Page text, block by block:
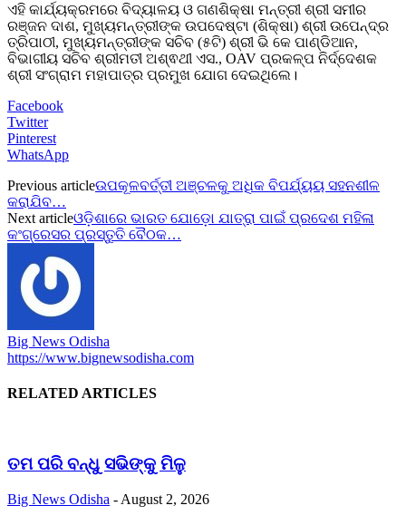
ଏହି କାର୍ଯ୍ୟକ୍ରମରେ ବିଦ୍ୟାଳୟ ଓ ଗଣଶିକ୍ଷା ମନ୍ତ୍ରୀ ଶ୍ରୀ ସମୀର
ରଞ୍ଜନ ଦାଶ, ମୁଖ୍ୟମନ୍ତ୍ରୀଙ୍କ ଉପଦେଷ୍ଟା (ଶିକ୍ଷା) ଶ୍ରୀ ଉପେନ୍ଦ୍ର
ତ୍ରିପାଠୀ, ମୁଖ୍ୟମନ୍ତ୍ରୀଙ୍କ ସଚିବ (୫ଟି) ଶ୍ରୀ ଭି କେ ପାଣ୍ଡିଆନ,
ବିଭାଗୀୟ ସଚିବ ଶ୍ରୀମତୀ ଅଶ୍ଵଥୀ ଏସ., OAV ପ୍ରକଳ୍ପ ନିର୍ଦ୍ଦେଶକ
ଶ୍ରୀ ସଂଗ୍ରାମ ମହାପାତ୍ର ପ୍ରମୁଖ ଯୋଗ ଦେଇଥିଲେ।
Facebook
Twitter
Pinterest
WhatsApp
Previous articleଉପକୂଳବର୍ତ୍ତୀ ଅଞ୍ଚଳକୁ ଅଧିକ ବିପର୍ଯ୍ୟୟ ସହନଶୀଳ
କରାଯିବ…
Next articleଓଡ଼ିଶାରେ ଭାରତ ଯୋଡ଼ୋ ଯାତ୍ରା ପାଇଁ ପ୍ରଦେଶ ମହିଳା
କଂଗ୍ରେସର ପ୍ରସ୍ତୁତି ବୈଠକ…
Big News Odisha
https://www.bignewsodisha.com
RELATED ARTICLES
ତମ ପରି ବନ୍ଧୁ ସଭିଙ୍କୁ ମିଳୁ
Big News Odisha - August 2, 2026